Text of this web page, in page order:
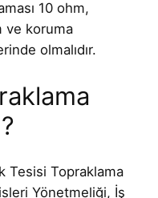
10 ohm,
ve koruma
olmalıdır.
Tesisi Topraklama
Yönetmeliği, İş